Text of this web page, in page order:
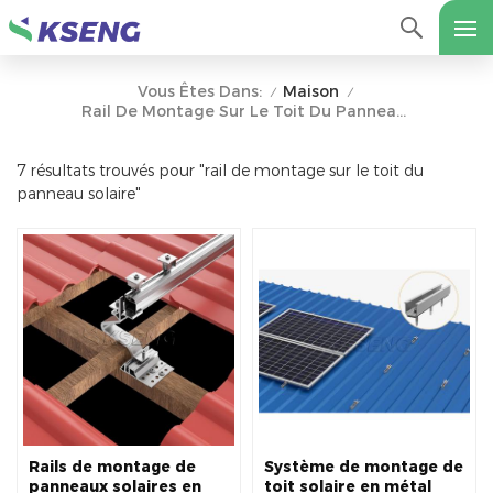
Vous Êtes Dans: / Maison /
Rail De Montage Sur Le Toit Du Panneau Solaire
7 résultats trouvés pour "rail de montage sur le toit du
panneau solaire"
Rails de montage de
panneaux solaires en
Système de montage de
toit solaire en métal